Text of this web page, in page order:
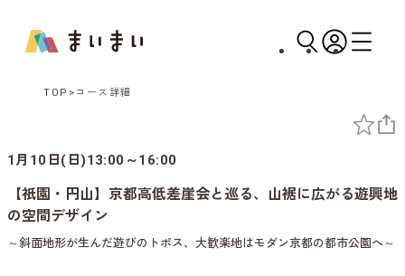
TOP コース詳細
1月10日(日)13:00～16:00
【祇園・円山】京都高低差崖会と巡る、山裾に広がる遊興地
の空間デザイン
～斜面地形が生んだ遊びのトポス、大歓楽地はモダン京都の都市公園へ～